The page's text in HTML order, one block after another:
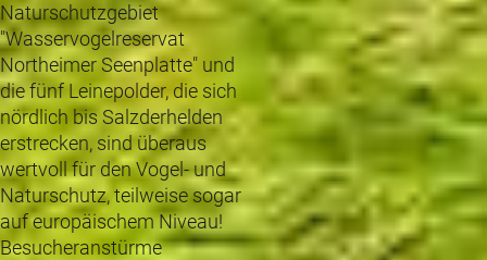
Naturschutzgebiet
"Wasservogelreservat
Northeimer Seenplatte" und
die fünf Leinepolder, die sich
nördlich bis Salzderhelden
erstrecken, sind überaus
wertvoll für den Vogel- und
Naturschutz, teilweise sogar
auf europäischem Niveau!
Besucheranstürme